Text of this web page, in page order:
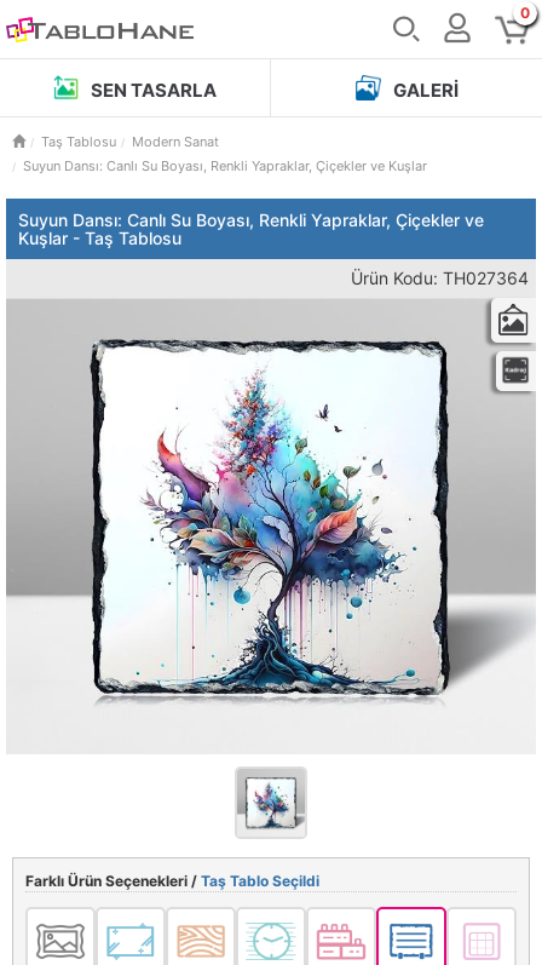
0
SEN TASARLA GALERI
Taş Tablosu
Modern Sanat
Suyun Dansı: Canlı Su Boyası, Renkli Yapraklar, Çiçekler ve Kuşlar
Suyun Dansı: Canlı Su Boyası, Renkli Yapraklar, Çiçekler ve
Kuşlar - Taş Tablosu
Ürün Kodu: TH027364
Farklı Ürün Seçenekleri / Taş Tablo Seçildi